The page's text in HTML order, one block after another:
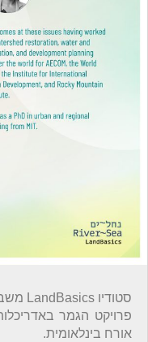
סטודיו LandBasics משבר אקלים _ נופים מקומיים,
פרויקט הגמר
אורח בינלאומית.